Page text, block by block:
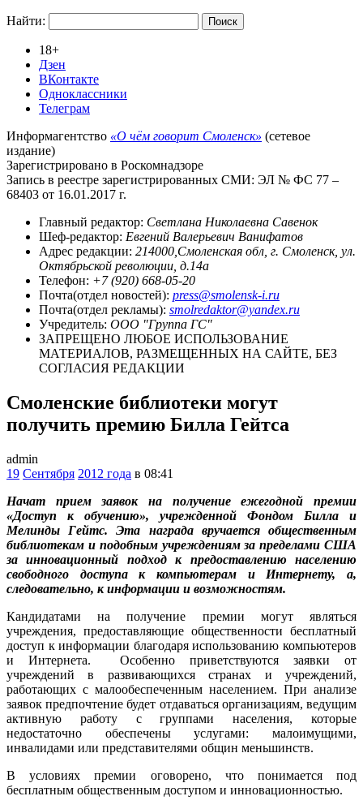
Найти:
18+
Дзен
ВКонтакте
Одноклассники
Телеграм
Информагентство «О чём говорит Смоленск» (сетевое
издание)
Зарегистрировано в Роскомнадзоре
Запись в реестре зарегистрированных СМИ: ЭЛ № ФС 77 –
68403 от 16.01.2017 г.
Главный редактор: Светлана Николаевна Савенок
Шеф-редактор: Евгений Валерьевич Ванифатов
Адрес редакции: 214000,Смоленская обл, г. Смоленск, ул.
Октябрьской революции, д.14а
Телефон: +7 (920) 668-05-20
Почта(отдел новостей): press@smolensk-i.ru
Почта(отдел рекламы): smolredaktor@yandex.ru
Учредитель: ООО "Группа ГС"
ЗАПРЕЩЕНО ЛЮБОЕ ИСПОЛЬЗОВАНИЕ
МАТЕРИАЛОВ, РАЗМЕЩЕННЫХ НА САЙТЕ, БЕЗ
СОГЛАСИЯ РЕДАКЦИИ
Смоленские библиотеки могут
получить премию Билла Гейтса
admin
19 Сентября 2012 года в 08:41
Начат прием заявок на получение ежегодной премии
«Доступ к обучению», учрежденной Фондом Билла и
Мелинды Гейтс. Эта награда вручается общественным
библиотекам и подобным учреждениям за пределами США
за инновационный подход к предоставлению населению
свободного доступа к компьютерам и Интернету, а,
следовательно, к информации и возможностям.
Кандидатами на получение премии могут являться
учреждения, предоставляющие общественности бесплатный
доступ к информации благодаря использованию компьютеров
и Интернета. Особенно приветствуются заявки от
учреждений в развивающихся странах и учреждений,
работающих с малообеспеченным населением. При анализе
заявок предпочтение будет отдаваться организациям, ведущим
активную работу с группами населения, которые
недостаточно обеспечены услугами: малоимущими,
инвалидами или представителями общин меньшинств.
В условиях премии оговорено, что понимается под
бесплатным общественным доступом и инновационностью.